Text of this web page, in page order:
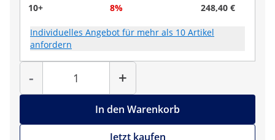
10+
8% 248,40 €
Individuelles Angebot für mehr als 10 Artikel
anfordern
-
Menge
+
In den Warenkorb
Jetzt kaufen